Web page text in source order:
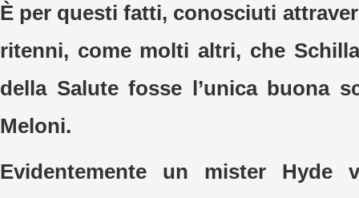
È per questi fatti, conosciuti
ritenni, come molti altri, che
della Salute fosse l’unica buona
Meloni.
Evidentemente un mister Hyde